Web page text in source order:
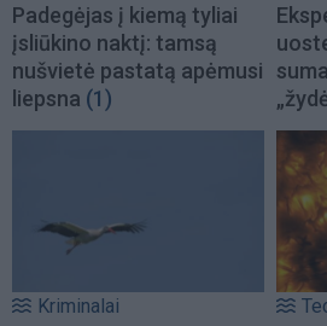
Padegėjas į kiemą tyliai
įsliūkino naktį: tamsą
nušvietė pastatą apėmusi
liepsna (1)
Kriminalai